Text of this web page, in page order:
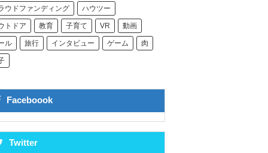
ウドファンディング ハウツー
トドア 教育 子育て VR 動画
ル 旅行 インタビュー ゲーム 肉
Faceboook
Twitter